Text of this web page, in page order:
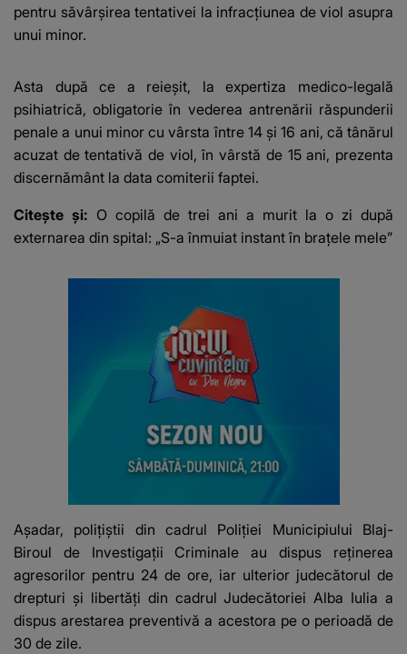
pentru săvârşirea tentativei la infracţiunea de viol asupra
unui minor.
Asta după ce a reieșit, la expertiza medico-legală
psihiatrică, obligatorie în vederea antrenării răspunderii
penale a unui minor cu vârsta între 14 şi 16 ani, că tânărul
acuzat de tentativă de viol, în vârstă de 15 ani, prezenta
discernământ la data comiterii faptei.
Citește și: O copilă de trei ani a murit la o zi după
externarea din spital: „S-a înmuiat instant în braţele mele”
Așadar, poliţiştii din cadrul Poliţiei Municipiului Blaj-
Biroul de Investigaţii Criminale au dispus reţinerea
agresorilor pentru 24 de ore, iar ulterior judecătorul de
drepturi şi libertăţi din cadrul Judecătoriei Alba Iulia a
dispus arestarea preventivă a acestora pe o perioadă de
30 de zile.